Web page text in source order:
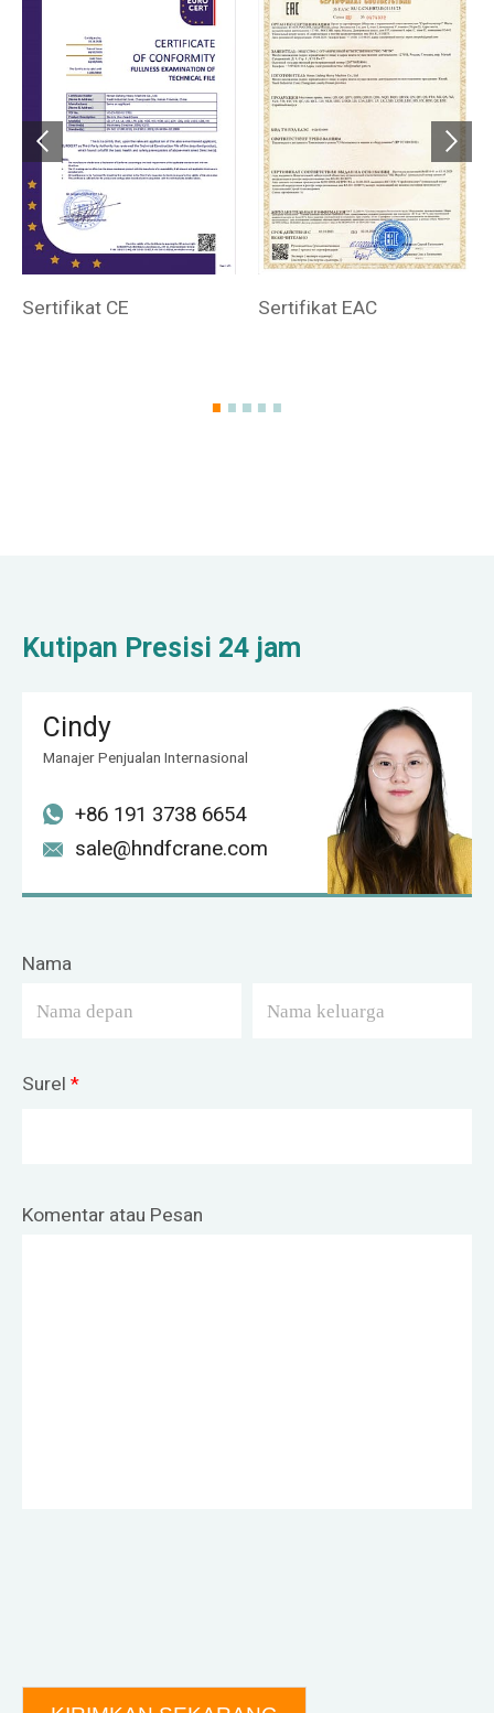
Sertifikat CE Sertifikat EAC
Kutipan Presisi 24 jam
Cindy
Manajer Penjualan Internasional
+86 191 3738 6654
sale@hndfcrane.com
Nama
Surel *
Komentar atau Pesan